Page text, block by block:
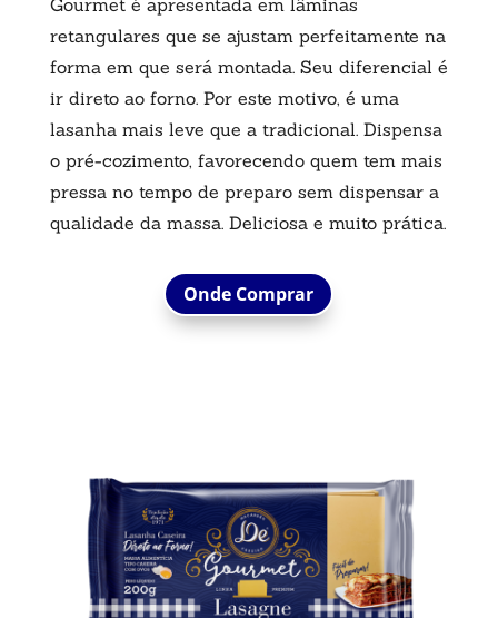
retangulares que se ajustam perfeitamente na
forma em que será montada. Seu diferencial é
ir direto ao forno. Por este motivo, é uma
lasanha mais leve que a tradicional. Dispensa
o pré-cozimento, favorecendo quem tem mais
pressa no tempo de preparo sem dispensar a
qualidade da massa. Deliciosa e muito prática.
Onde Comprar